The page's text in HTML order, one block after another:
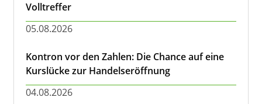
Volltreffer
05.08.2026
Kontron vor den Zahlen: Die Chance auf eine
Kurslücke zur Handelseröffnung
04.08.2026